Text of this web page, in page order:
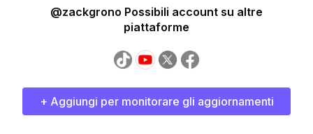
@zackgrono Possibili account su altre
piattaforme
+ Aggiungi per monitorare gli aggiornamenti